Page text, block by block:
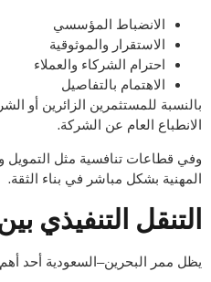
الانضباط المؤسسي
الاستقرار والموثوقية
احترام الشركاء والعملاء
الاهتمام بالتفاصيل
بالنسبة للمستثمرين الزائرين أو
الانطباع العام عن الشركة.
وفي قطاعات تنافسية مثل التمويل
المهنية بشكل مباشر في بناء الثقة.
التنقل التنفيذي
يظل ممر البحرين–السعودية أحد